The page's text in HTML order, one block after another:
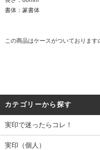
書体：篆書体
この商品はケースがついております
カテゴリーから探す
実印で迷ったらコレ！
実印（個人）